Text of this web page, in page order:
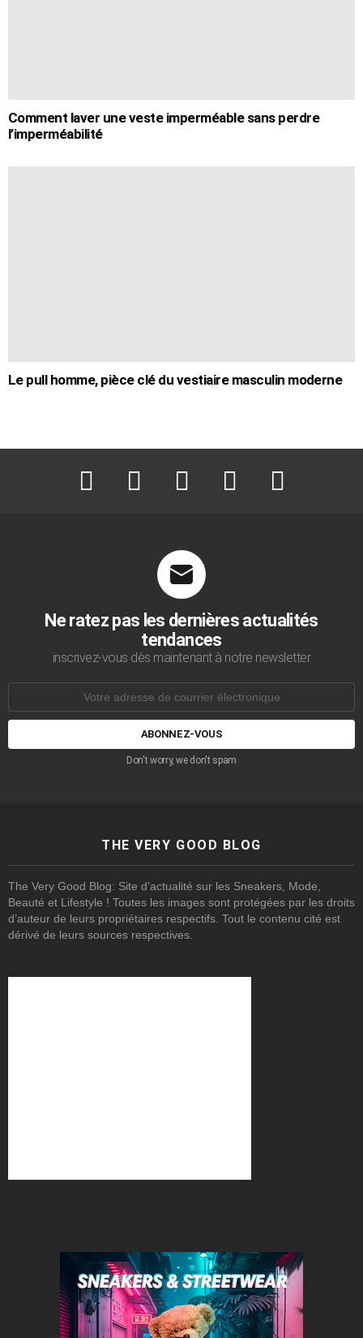
Comment laver une veste imperméable sans perdre
l’imperméabilité
Le pull homme, pièce clé du vestiaire masculin moderne
facebook twitter instagram pinterest youtube
Ne ratez pas les dernières actualités
tendances
inscrivez-vous dès maintenant à notre newsletter
courrier
Don't worry, we don't spam
THE VERY GOOD BLOG
The Very Good Blog: Site d’actualité sur les Sneakers, Mode,
Beauté et Lifestyle ! Toutes les images sont protégées par les droits
d’auteur de leurs propriétaires respectifs. Tout le contenu cité est
dérivé de leurs sources respectives.